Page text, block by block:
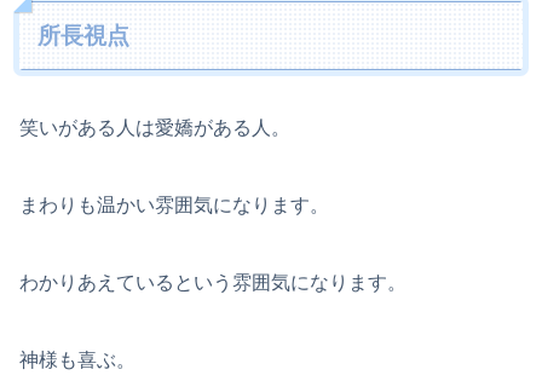
所長視点
笑いがある人は愛嬌がある人。
まわりも温かい雰囲気になります。
わかりあえているという雰囲気になります。
神様も喜ぶ。